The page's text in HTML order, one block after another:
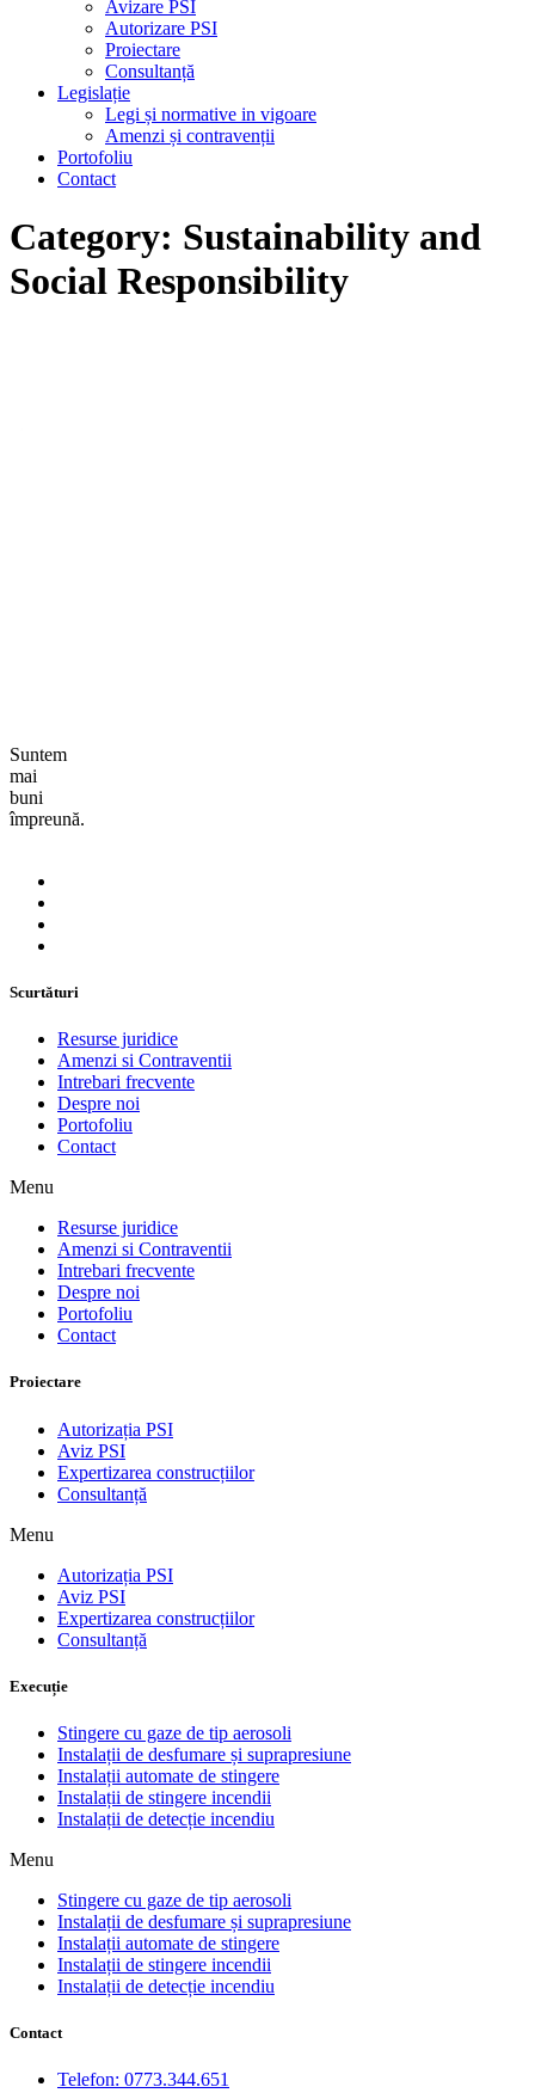
Avizare PSI
Autorizare PSI
Proiectare
Consultanță
Legislație
Legi și normative in vigoare
Amenzi și contravenții
Portofoliu
Contact
Category: Sustainability and
Social Responsibility
Suntem
mai
buni
împreună.
Scurtături
Resurse juridice
Amenzi si Contraventii
Intrebari frecvente
Despre noi
Portofoliu
Contact
Menu
Resurse juridice
Amenzi si Contraventii
Intrebari frecvente
Despre noi
Portofoliu
Contact
Proiectare
Autorizația PSI
Aviz PSI
Expertizarea construcțiilor
Consultanță
Menu
Autorizația PSI
Aviz PSI
Expertizarea construcțiilor
Consultanță
Execuție
Stingere cu gaze de tip aerosoli
Instalații de desfumare și suprapresiune
Instalații automate de stingere
Instalații de stingere incendii
Instalații de detecție incendiu
Menu
Stingere cu gaze de tip aerosoli
Instalații de desfumare și suprapresiune
Instalații automate de stingere
Instalații de stingere incendii
Instalații de detecție incendiu
Contact
Telefon: 0773.344.651